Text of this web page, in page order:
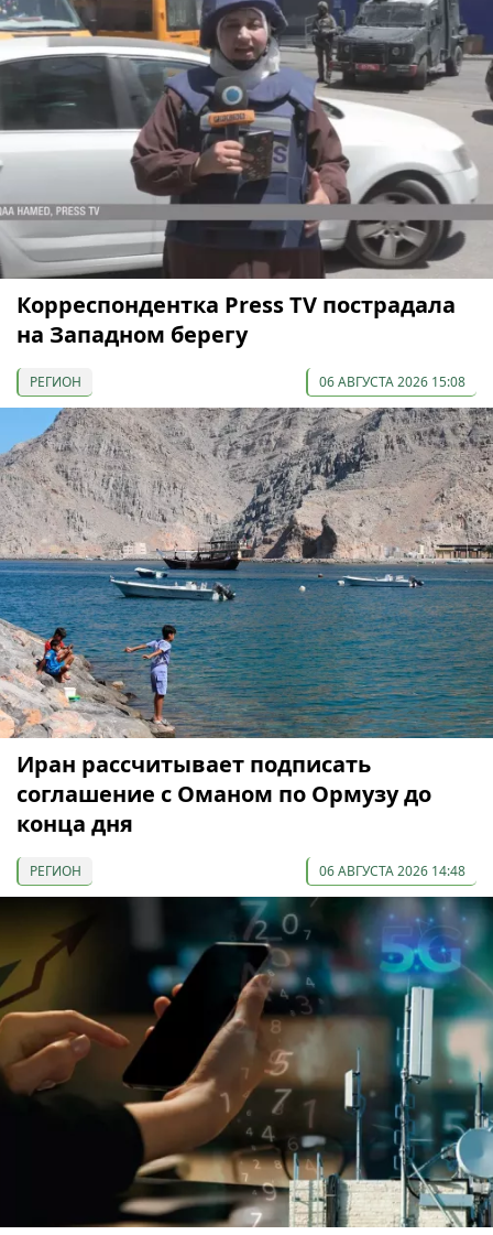
Корреспондентка Press TV пострадала
на Западном берегу
РЕГИОН 06 АВГУСТА 2026 15:08
Иран рассчитывает подписать
соглашение с Оманом по Ормузу до
конца дня
РЕГИОН 06 АВГУСТА 2026 14:48